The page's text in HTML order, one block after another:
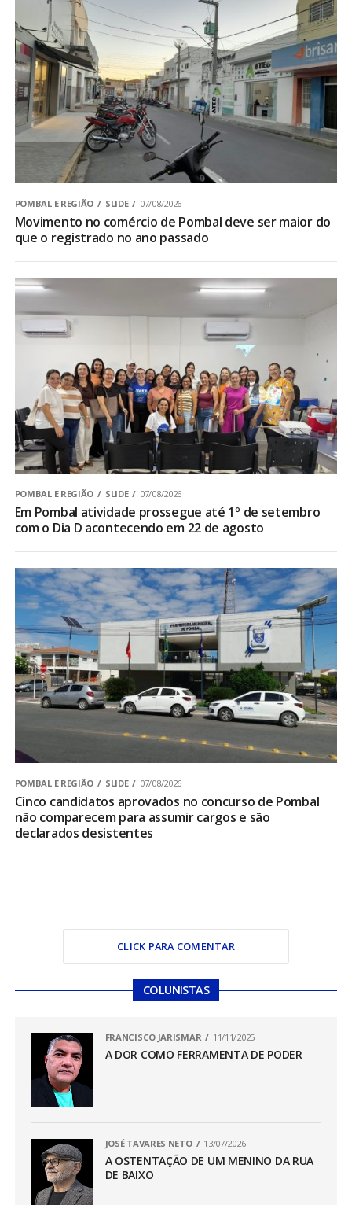
POMBAL E REGIÃO SLIDE 07/08/2026
Movimento no comércio de Pombal deve ser maior do
que o registrado no ano passado
POMBAL E REGIÃO SLIDE 07/08/2026
Em Pombal atividade prossegue até 1º de setembro
com o Dia D acontecendo em 22 de agosto
POMBAL E REGIÃO SLIDE 07/08/2026
Cinco candidatos aprovados no concurso de Pombal
não comparecem para assumir cargos e são
declarados desistentes
CLICK PARA COMENTAR
COLUNISTAS
FRANCISCO JARISMAR 11/11/2025
A DOR COMO FERRAMENTA DE PODER
JOSÉ TAVARES NETO 13/07/2026
A OSTENTAÇÃO DE UM MENINO DA RUA
DE BAIXO